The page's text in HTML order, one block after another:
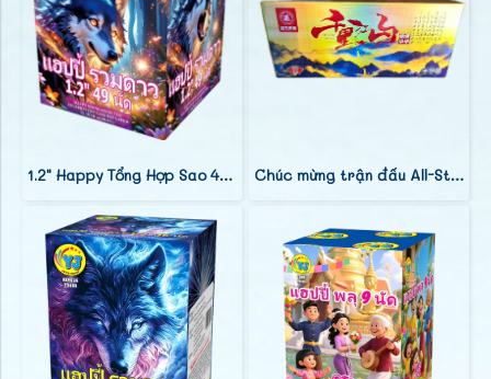
1.2" Happy Tổng Hợp Sao 49 Phát (9") Chúc mừng trận đấu All-Star 100